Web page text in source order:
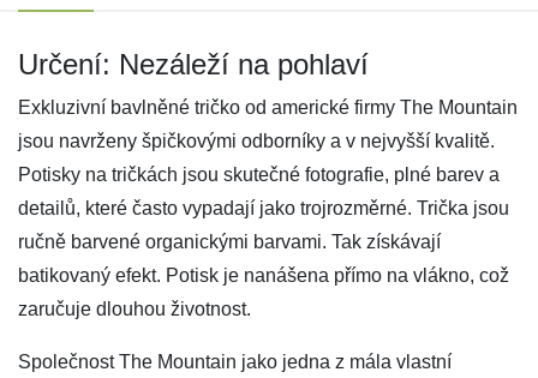
Určení: Nezáleží na pohlaví
Exkluzivní bavlněné tričko od americké firmy The Mountain
jsou navrženy špičkovými odborníky a v nejvyšší kvalitě.
Potisky na tričkách jsou skutečné fotografie, plné barev a
detailů, které často vypadají jako trojrozměrné. Trička jsou
ručně barvené organickými barvami. Tak získávají
batikovaný efekt. Potisk je nanášena přímo na vlákno, což
zaručuje dlouhou životnost.
Společnost The Mountain jako jedna z mála vlastní